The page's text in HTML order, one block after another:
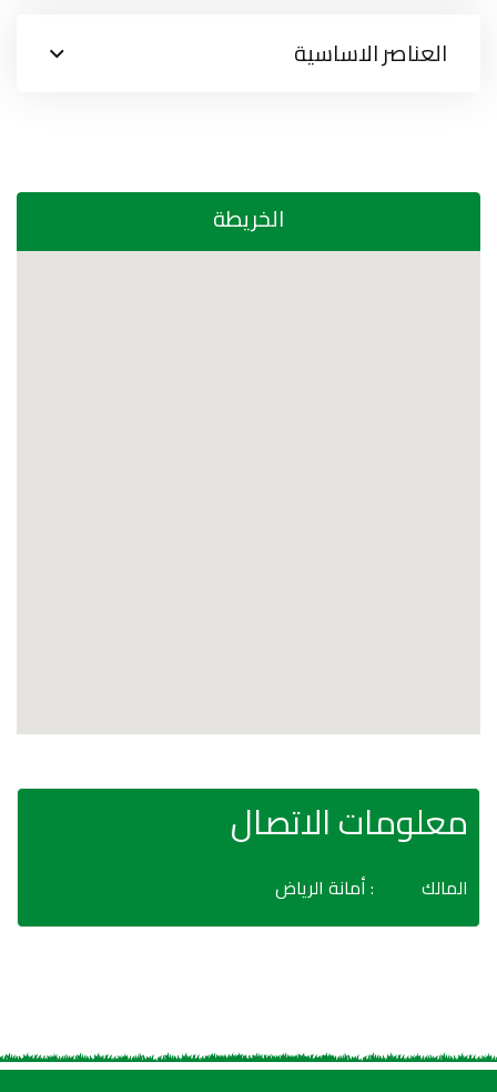
العناصر الاساسية
الخريطة
معلومات الاتصال
المالك : أمانة الرياض